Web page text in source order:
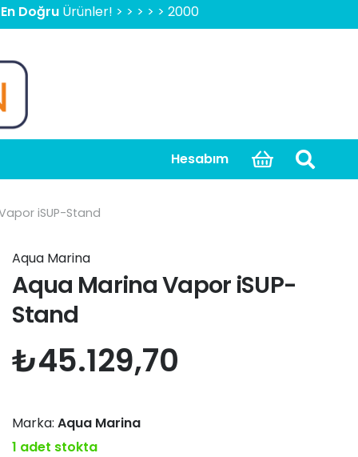
Ürünler! > > > > > 2000 TL Üzeri Ücretsiz Kargo, Kapıda
Hesabım
iSUP-Stand
Aqua Marina
Aqua Marina Vapor iSUP-
Stand
₺45.129,70
Marka: Aqua Marina
1 adet stokta